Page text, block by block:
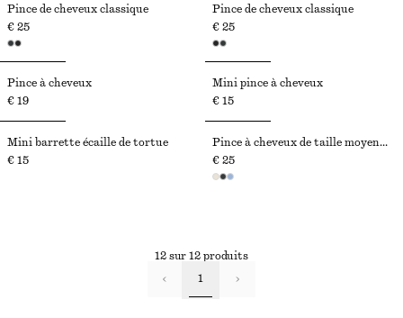
Pince de cheveux classique
€ 25
Pince de cheveux classique
€ 25
Pince à cheveux
€ 19
Mini pince à cheveux
€ 15
Mini barrette écaille de tortue
€ 15
Pince à cheveux de taille moyenne
€ 25
12 sur 12 produits
1